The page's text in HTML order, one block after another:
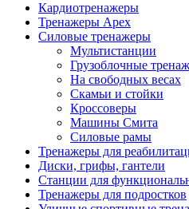
Кардиотренажеры
Тренажеры Apex
Силовые тренажеры
Мультистанции
Грузоблочные
На свободных весах
Скамьи и стойки
Кроссоверы
Машины Смита
Силовые рамы
Тренажеры для
Диски, грифы, гантели
Станции для
Тренажеры для подростков